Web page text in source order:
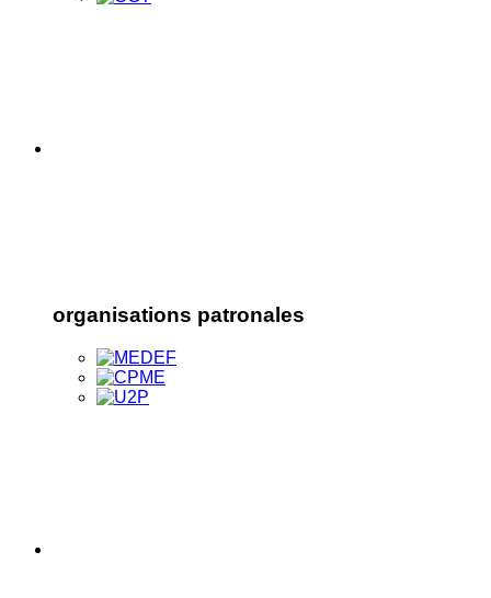
organisations patronales